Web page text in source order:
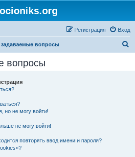
Вход
Регистрация
задаваемые вопросы
вопросы
но не могу войти!
не могу войти!
повторять ввод имени и пароля?